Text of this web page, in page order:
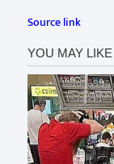
Source link